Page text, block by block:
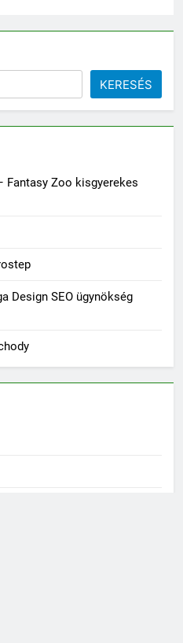
KERESÉS
Fantasy Zoo kisgyerekes
Design SEO ügynökség